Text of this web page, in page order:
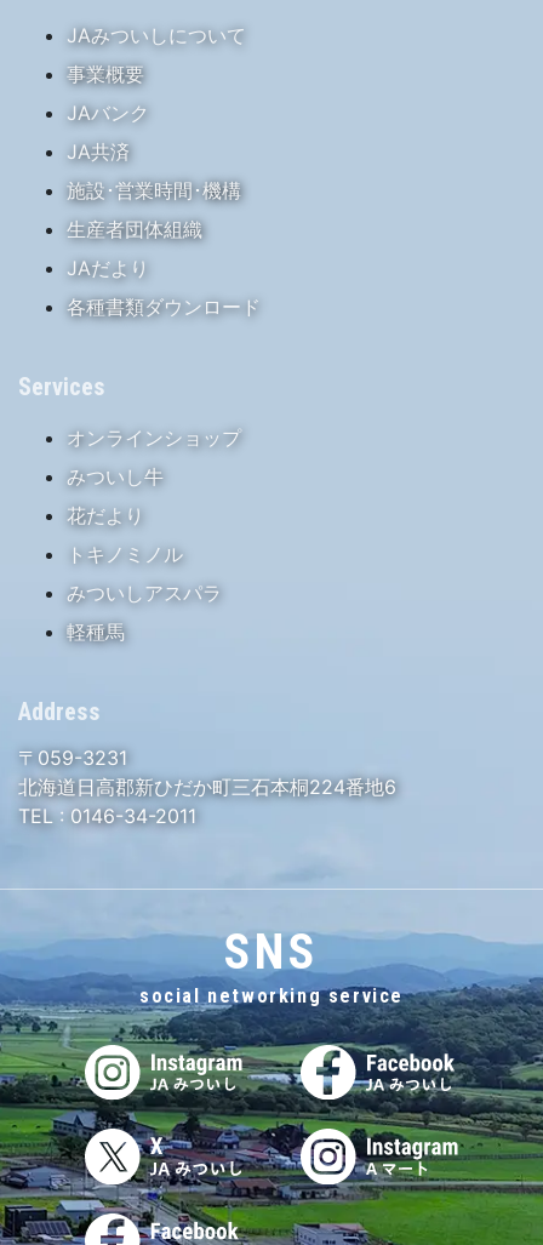
JAみついしについて
事業概要
JAバンク
JA共済
施設･営業時間･機構
生産者団体組織
JAだより
各種書類ダウンロード
Services
オンラインショップ
みついし牛
花だより
トキノミノル
みついしアスパラ
軽種馬
Address
〒059-3231
北海道日高郡新ひだか町三石本桐224番地6
TEL : 0146-34-2011
SNS
social networking service